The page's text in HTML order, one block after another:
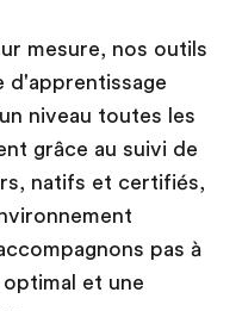
mesure, nos outils
d'apprentissage
niveau toutes les
grâce au suivi de
natifs et certifiés,
pas à
et une